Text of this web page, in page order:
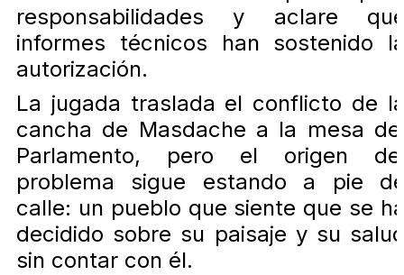
responsabilidades y aclare
informes técnicos han sostenido
autorización.
La jugada traslada el conflicto de
cancha de Masdache a la mesa
Parlamento, pero el origen
problema sigue estando a pie
calle: un pueblo que siente que se
decidido sobre su paisaje y su
sin contar con él.